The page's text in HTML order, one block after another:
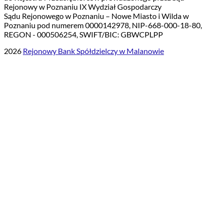
Rejonowy w Poznaniu IX Wydział Gospodarczy
Sądu Rejonowego w Poznaniu – Nowe Miasto i Wilda w
Poznaniu pod numerem 0000142978, NIP-668-000-18-80,
REGON - 000506254, SWIFT/BIC: GBWCPLPP
2026 Rejonowy Bank Spółdzielczy w Malanowie